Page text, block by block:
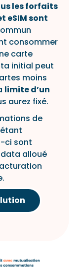
les forfaits
eSIM sont
consommer
carte
initial peut
moins
limite d’un
aurez fixé.
de
ci sont
alloué